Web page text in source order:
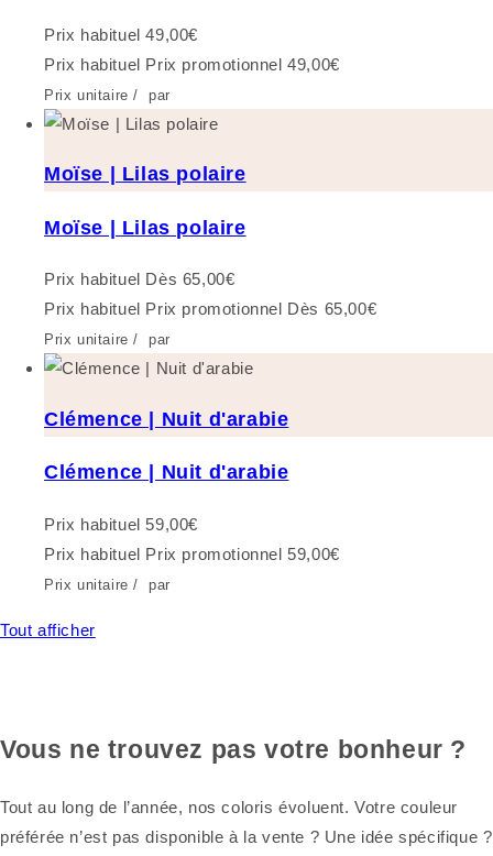
Prix habituel 49,00€
Prix habituel Prix promotionnel 49,00€
Prix unitaire / par
Moïse | Lilas polaire
Moïse | Lilas polaire
Prix habituel Dès 65,00€
Prix habituel Prix promotionnel Dès 65,00€
Prix unitaire / par
Clémence | Nuit d'arabie
Clémence | Nuit d'arabie
Prix habituel 59,00€
Prix habituel Prix promotionnel 59,00€
Prix unitaire / par
Tout afficher
Vous ne trouvez pas votre bonheur ?
Tout au long de l’année, nos coloris évoluent. Votre couleur
préférée n’est pas disponible à la vente ? Une idée spécifique ?